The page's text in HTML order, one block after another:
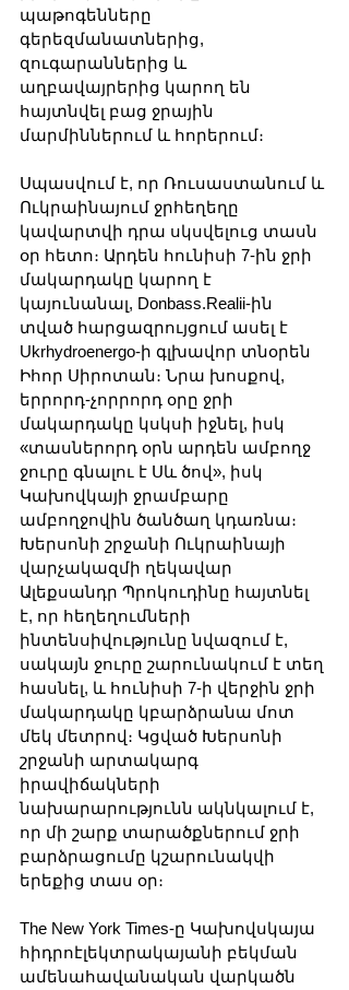
պաթոգենները
գերեզմանատներից,
զուգարաններից և
աղբավայրերից կարող են
հայտնվել բաց ջրային
մարմիններում և հորերում։
Սպասվում է, որ Ռուսաստանում և
Ուկրաինայում ջրհեղեղը
կավարտվի դրա սկսվելուց տասն
օր հետո։ Արդեն հունիսի 7-ին ջրի
մակարդակը կարող է
կայունանալ, Donbass.Realii-ին
տված հարցազրույցում ասել է
Ukrhydroenergo-ի գլխավոր տնօրեն
Իհոր Սիրոտան։ Նրա խոսքով,
երրորդ-չորրորդ օրը ջրի
մակարդակը կսկսի իջնել, իսկ
«տասներորդ օրն արդեն ամբողջ
ջուրը գնալու է Սև ծով», իսկ
Կախովկայի ջրամբարը
ամբողջովին ծանծաղ կդառնա։
Խերսոնի շրջանի Ուկրաինայի
վարչակազմի ղեկավար
Ալեքսանդր Պրոկուդինը հայտնել
է, որ հեղեղումների
ինտենսիվությունը նվազում է,
սակայն ջուրը շարունակում է տեղ
հասնել, և հունիսի 7-ի վերջին ջրի
մակարդակը կբարձրանա մոտ
մեկ մետրով։ Կցված Խերսոնի
շրջանի արտակարգ
իրավիճակների
նախարարությունն ակնկալում է,
որ մի շարք տարածքներում ջրի
բարձրացումը կշարունակվի
երեքից տաս օր։
The New York Times-ը Կախովսկայա
հիդրոէլեկտրակայանի բեկման
ամենահավանական վարկածն